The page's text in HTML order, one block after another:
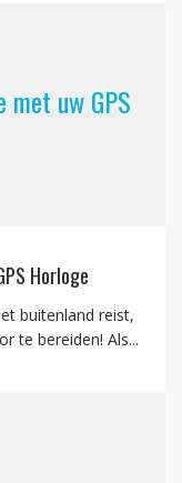
met uw GPS
Horloge
buitenland reist,
te bereiden! Als...